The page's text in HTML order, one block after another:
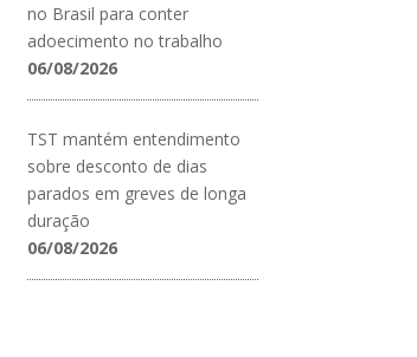
no Brasil para conter
adoecimento no trabalho
06/08/2026
TST mantém entendimento
sobre desconto de dias
parados em greves de longa
duração
06/08/2026